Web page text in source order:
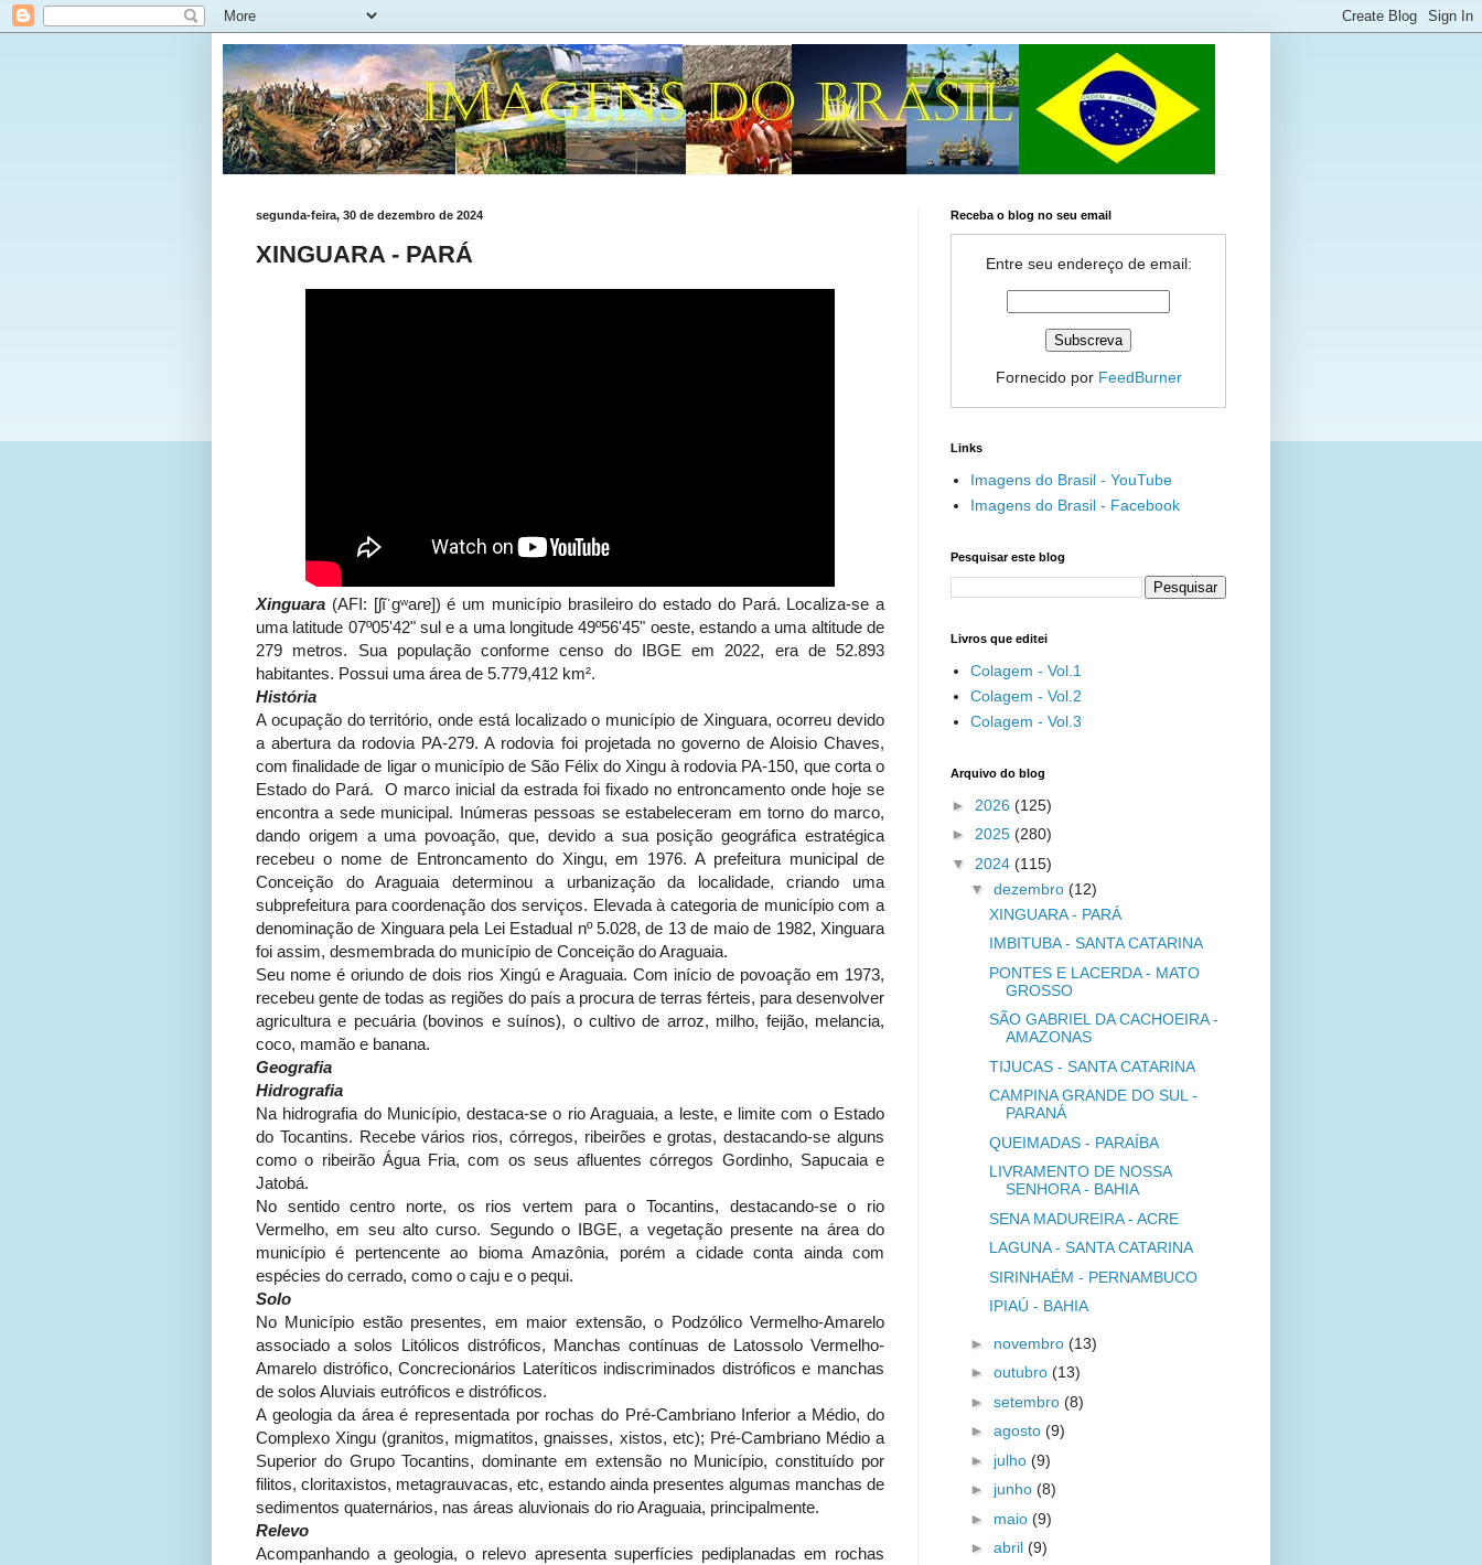
segunda-feira, 30 de dezembro de 2024
XINGUARA - PARÁ
Xinguara (AFI: [ʃĩˈgʷaɾɐ]) é um município brasileiro do estado do Pará. Localiza-se a
uma latitude 07º05'42" sul e a uma longitude 49º56'45" oeste, estando a uma altitude de
279 metros. Sua população conforme censo do IBGE em 2022, era de 52.893
habitantes. Possui uma área de 5.779,412 km².
História
A ocupação do território, onde está localizado o município de Xinguara, ocorreu devido
a abertura da rodovia PA-279. A rodovia foi projetada no governo de Aloisio Chaves,
com finalidade de ligar o município de São Félix do Xingu à rodovia PA-150, que corta o
Estado do Pará. O marco inicial da estrada foi fixado no entroncamento onde hoje se
encontra a sede municipal. Inúmeras pessoas se estabeleceram em torno do marco,
dando origem a uma povoação, que, devido a sua posição geográfica estratégica
recebeu o nome de Entroncamento do Xingu, em 1976. A prefeitura municipal de
Conceição do Araguaia determinou a urbanização da localidade, criando uma
subprefeitura para coordenação dos serviços. Elevada à categoria de município com a
denominação de Xinguara pela Lei Estadual nº 5.028, de 13 de maio de 1982, Xinguara
foi assim, desmembrada do município de Conceição do Araguaia.
Seu nome é oriundo de dois rios Xingú e Araguaia. Com início de povoação em 1973,
recebeu gente de todas as regiões do país a procura de terras férteis, para desenvolver
agricultura e pecuária (bovinos e suínos), o cultivo de arroz, milho, feijão, melancia,
coco, mamão e banana.
Geografia
Hidrografia
Na hidrografia do Município, destaca-se o rio Araguaia, a leste, e limite com o Estado
do Tocantins. Recebe vários rios, córregos, ribeirões e grotas, destacando-se alguns
como o ribeirão Água Fria, com os seus afluentes córregos Gordinho, Sapucaia e
Jatobá.
No sentido centro norte, os rios vertem para o Tocantins, destacando-se o rio
Vermelho, em seu alto curso. Segundo o IBGE, a vegetação presente na área do
município é pertencente ao bioma Amazônia, porém a cidade conta ainda com
espécies do cerrado, como o caju e o pequi.
Solo
No Município estão presentes, em maior extensão, o Podzólico Vermelho-Amarelo
associado a solos Litólicos distróficos, Manchas contínuas de Latossolo Vermelho-
Amarelo distrófico, Concrecionários Lateríticos indiscriminados distróficos e manchas
de solos Aluviais eutróficos e distróficos.
A geologia da área é representada por rochas do Pré-Cambriano Inferior a Médio, do
Complexo Xingu (granitos, migmatitos, gnaisses, xistos, etc); Pré-Cambriano Médio a
Superior do Grupo Tocantins, dominante em extensão no Município, constituído por
filitos, cloritaxistos, metagrauvacas, etc, estando ainda presentes algumas manchas de
sedimentos quaternários, nas áreas aluvionais do rio Araguaia, principalmente.
Relevo
Acompanhando a geologia, o relevo apresenta superfícies pediplanadas em rochas
Receba o blog no seu email
Entre seu endereço de email:
Fornecido por FeedBurner
Links
Imagens do Brasil - YouTube
Imagens do Brasil - Facebook
Pesquisar este blog
Livros que editei
Colagem - Vol.1
Colagem - Vol.2
Colagem - Vol.3
Arquivo do blog
► 2026 (125)
► 2025 (280)
▼ 2024 (115)
▼ dezembro (12)
XINGUARA - PARÁ
IMBITUBA - SANTA CATARINA
PONTES E LACERDA - MATO
GROSSO
SÃO GABRIEL DA CACHOEIRA -
AMAZONAS
TIJUCAS - SANTA CATARINA
CAMPINA GRANDE DO SUL -
PARANÁ
QUEIMADAS - PARAÍBA
LIVRAMENTO DE NOSSA
SENHORA - BAHIA
SENA MADUREIRA - ACRE
LAGUNA - SANTA CATARINA
SIRINHAÉM - PERNAMBUCO
IPIAÚ - BAHIA
► novembro (13)
► outubro (13)
► setembro (8)
► agosto (9)
► julho (9)
► junho (8)
► maio (9)
► abril (9)